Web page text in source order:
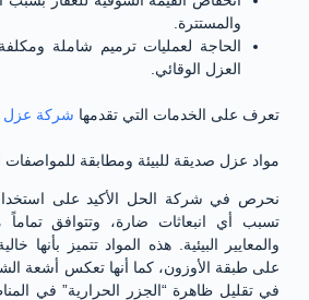
والمستترة.
الحاجة لعمليات ترميم شاملة
العزل الوقائي.
تعرف على الخدمات التي تقدمها شركة عزل
مواد عزل صديقة للبيئة ومطابقة للمواصفات
نحرص في شركة الحل الأكيد على
تسبب أي انبعاثات ضارة، وتتوافق تماماً
والمعايير البيئية. هذه المواد تتميز بأنها
على طبقة الأوزون، كما أنها تعكس أشعة
في تقليل ظاهرة “الجزر الحرارية” في